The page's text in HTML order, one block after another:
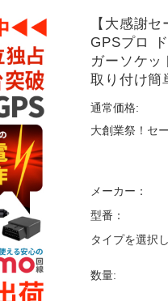
【大感謝
GPSプロ
ガーソケッ
取り付け簡
通常価格:
大創業祭！セ
メーカー：
型番：
タイプを選択
数量: